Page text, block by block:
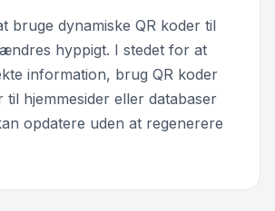
bruge dynamiske QR koder til
hyppigt. I stedet for at
information, brug QR koder
til hjemmesider eller databaser
opdatere uden at regenerere